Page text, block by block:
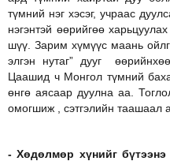
түмний нэг хэсэг, учраас
нэгэнтэй өөрийгөө
шүү. Зарим хүмүүс маань
элгэн нутаг” дууг
Цаашид ч Монгол түмний
өнгө аясаар дуулна аа.
омогшиж , сэтгэлийн таашаал
- Хөдөлмөр хүнийг